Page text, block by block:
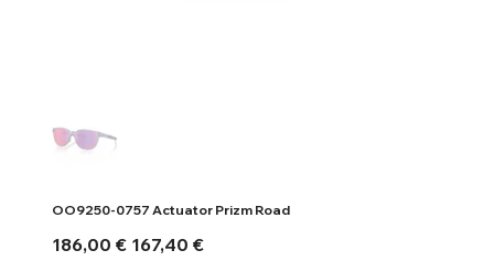
OO9250-0757 Actuator Prizm Road
Αρχική
τιμή
186,00 €
Τιμή
έκπτωσης
167,40 €